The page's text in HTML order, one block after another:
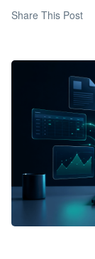
Share This Post